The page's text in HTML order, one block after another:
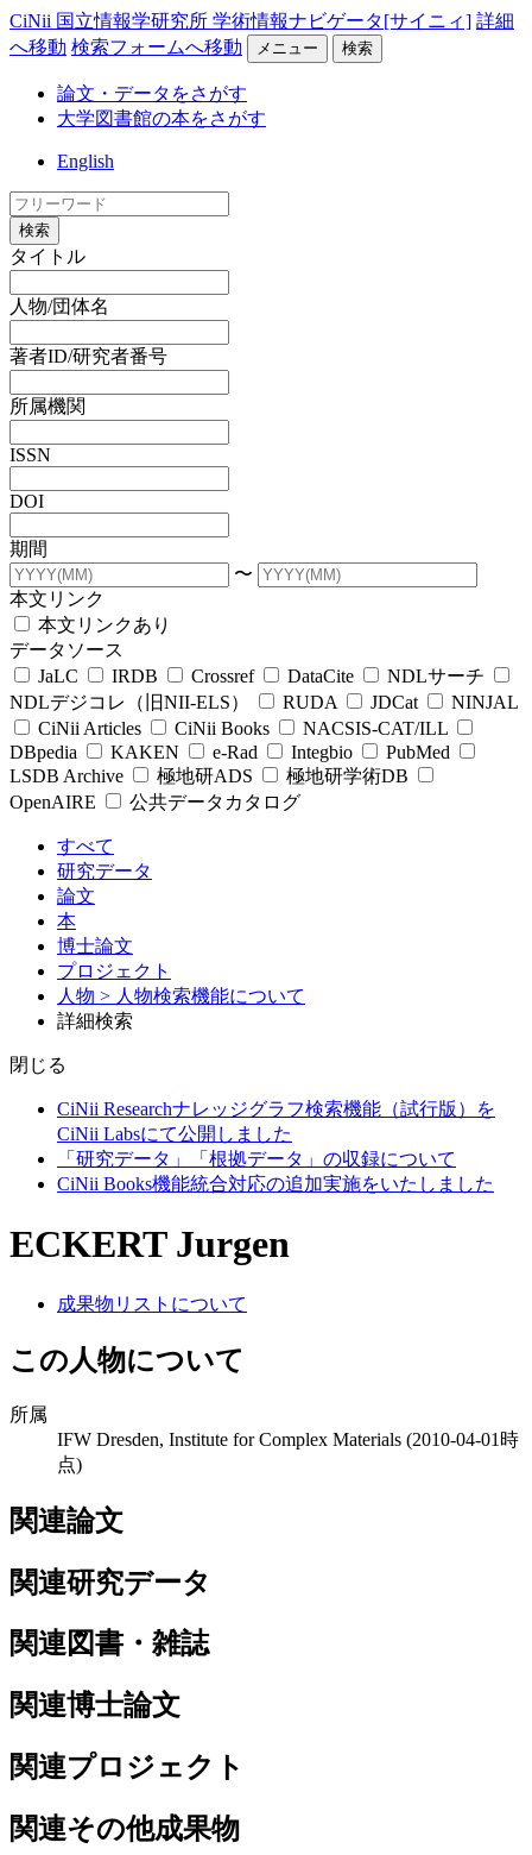
CiNii 国立情報学研究所 学術情報ナビゲータ[サイニィ] 詳細
へ移動 検索フォームへ移動 メニュー 検索
論文・データをさがす
大学図書館の本をさがす
English
検索
タイトル
人物/団体名
著者ID/研究者番号
所属機関
ISSN
DOI
期間
〜
本文リンク
本文リンクあり
データソース
JaLC
IRDB Crossref DataCite
NDLサーチ
NDLデジコレ（旧NII-ELS）
RUDA JDCat
NINJAL
CiNii Articles
CiNii Books
NACSIS-CAT/ILL
DBpedia
KAKEN e-Rad Integbio
PubMed
LSDB Archive
極地研ADS
極地研学術DB
OpenAIRE
公共データカタログ
すべて
研究データ
論文
本
博士論文
プロジェクト
人物 > 人物検索機能について
詳細検索
閉じる
CiNii Researchナレッジグラフ検索機能（試行版）を
CiNii Labsにて公開しました
「研究データ」「根拠データ」の収録について
CiNii Books機能統合対応の追加実施をいたしました
ECKERT Jurgen
成果物リストについて
この人物について
所属
IFW Dresden, Institute for Complex Materials (2010-04-01時
点)
関連論文
関連研究データ
関連図書・雑誌
関連博士論文
関連プロジェクト
関連その他成果物